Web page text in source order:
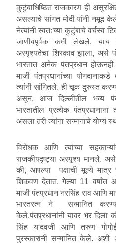
कुटुंबाधिष्ठित राजकारण ही
असल्याचे सांगत मोदी यांनी नमूद
नेत्यांनी स्वतःच्या कुटुंबाचे वर्चस्व
जाणीवपूर्वक कमी लेखले. याच
अस्पृश्यतेचा शिरकाव झाला, असे
भारतात अनेक पंतप्रधान
माजी पंतप्रधानांच्या
त्यांनी सांगितले. ही चूक दुरुस्त
असून, आज दिल्लीतील भव्य
भारतातील प्रत्येक
असला तरी त्यांना सन्मानाचे योग्य
विरोधक आणि त्यांच्या
राजकीयदृष्ट्या अस्पृश्य मानले,
की, आपल्या पक्षाची मूल्ये मात्र
शिकवण देतात. गेल्या 11 वर्षांत
माजी पंतप्रधान नरसिंह राव आणि
भारतरत्न ने सन्मानित
केले.पंतप्रधानांनी यावर भर
सिंह यादवजी आणि तरुण
पुरस्कारांनी सन्मानित केले. अशी